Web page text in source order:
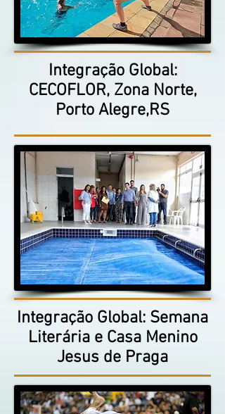
Integração Global:
CECOFLOR, Zona Norte,
Porto Alegre,RS
Integração Global: Semana
Literária e Casa Menino
Jesus de Praga